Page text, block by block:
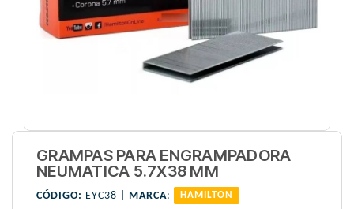
GRAMPAS PARA ENGRAMPADORA
NEUMATICA 5.7X38 MM
CÓDIGO: EYC38 | MARCA: HAMILTON